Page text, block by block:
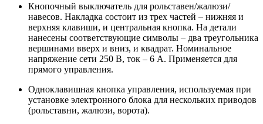
Кнопочный выключатель для рольставен/жалюзи/
навесов. Накладка состоит из трех частей – нижняя и
верхняя клавиши, и центральная кнопка. На детали
нанесены соответствующие символы – два треугольника
вершинами вверх и вниз, и квадрат. Номинальное
напряжение сети 250 В, ток – 6 А. Применяется для
прямого управления.
Одноклавишная кнопка управления, используемая при
установке электронного блока для нескольких приводов
(рольставни, жалюзи, ворота).